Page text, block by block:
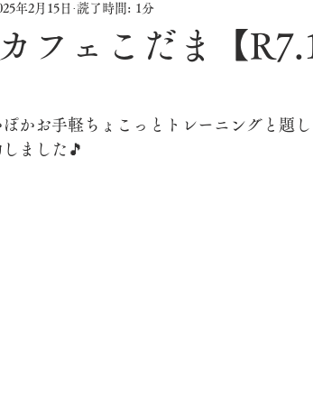
ー
フェこだま【
年2月15日 読了時間: 1分
かお手軽ちょこっとトレーニングと題
ました🎵